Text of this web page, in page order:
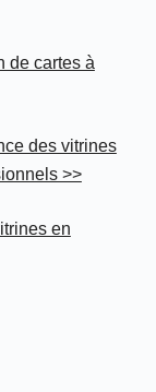
de cartes à
des vitrines
>>
en